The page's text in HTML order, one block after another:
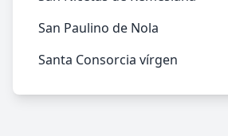
San Paulino de Nola
Santa Consorcia vírgen